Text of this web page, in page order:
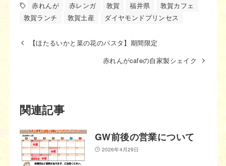
赤れんが
赤レンガ 敦賀 福井県
敦賀カフェ
敦賀ランチ
敦賀土産 ダイヤモンドプリンセス
【ほたるいかと菜の花のパスタ】期間限定
赤れんがcafeの自家製シェイク
関連記事
GW前後の営業について
2026年4月29日